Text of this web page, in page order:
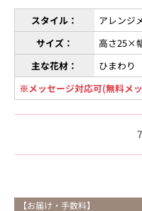
スタイル：
アレンジ
サイズ：
高さ25×
主な花材：
ひまわり
※メッセージ対応可(無料メ
【お届け・手数料】